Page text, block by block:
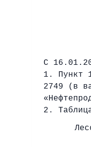
С
1. Пункт
2749 (в
2.